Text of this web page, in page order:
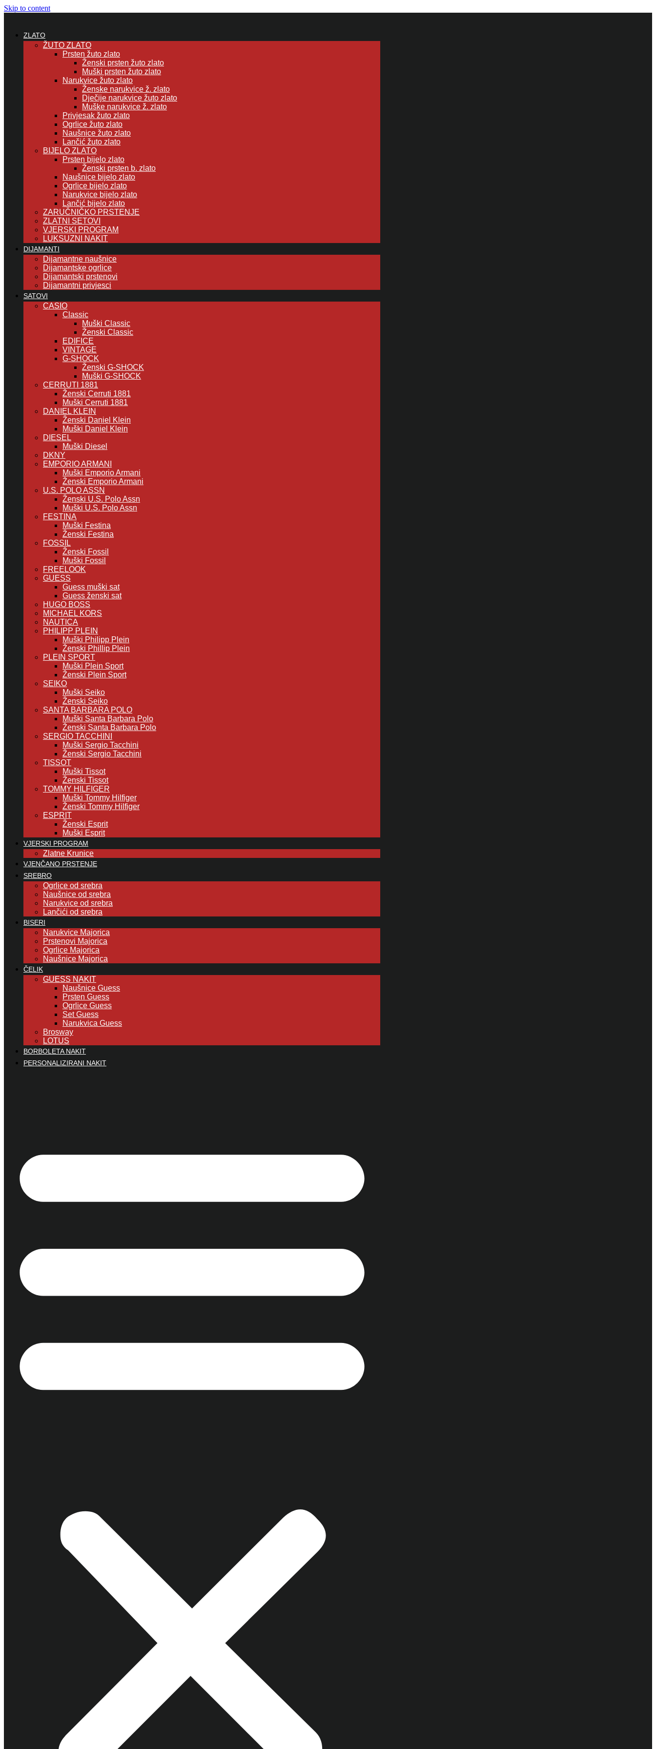
Skip to content
ZLATO
ŽUTO ZLATO
Prsten žuto zlato
Ženski prsten žuto zlato
Muški prsten žuto zlato
Narukvice žuto zlato
Ženske narukvice ž. zlato
Dječije narukvice žuto zlato
Muške narukvice ž. zlato
Privjesak žuto zlato
Ogrlice žuto zlato
Naušnice žuto zlato
Lančić žuto zlato
BIJELO ZLATO
Prsten bijelo zlato
Ženski prsten b. zlato
Naušnice bijelo zlato
Ogrlice bijelo zlato
Narukvice bijelo zlato
Lančić bijelo zlato
ZARUČNIČKO PRSTENJE
ZLATNI SETOVI
VJERSKI PROGRAM
LUKSUZNI NAKIT
DIJAMANTI
Dijamantne naušnice
Dijamantske ogrlice
Dijamantski prstenovi
Dijamantni privjesci
SATOVI
CASIO
Classic
Muški Classic
Ženski Classic
EDIFICE
VINTAGE
G-SHOCK
Ženski G-SHOCK
Muški G-SHOCK
CERRUTI 1881
Ženski Cerruti 1881
Muški Cerruti 1881
DANIEL KLEIN
Ženski Daniel Klein
Muški Daniel Klein
DIESEL
Muški Diesel
DKNY
EMPORIO ARMANI
Muški Emporio Armani
Ženski Emporio Armani
U.S. POLO ASSN
Ženski U.S. Polo Assn
Muški U.S. Polo Assn
FESTINA
Muški Festina
Ženski Festina
FOSSIL
Ženski Fossil
Muški Fossil
FREELOOK
GUESS
Guess muški sat
Guess ženski sat
HUGO BOSS
MICHAEL KORS
NAUTICA
PHILIPP PLEIN
Muški Philipp Plein
Ženski Phillip Plein
PLEIN SPORT
Muški Plein Sport
Ženski Plein Sport
SEIKO
Muški Seiko
Ženski Seiko
SANTA BARBARA POLO
Muški Santa Barbara Polo
Ženski Santa Barbara Polo
SERGIO TACCHINI
Muški Sergio Tacchini
Ženski Sergio Tacchini
TISSOT
Muški Tissot
Ženski Tissot
TOMMY HILFIGER
Muški Tommy Hilfiger
Ženski Tommy Hilfiger
ESPRIT
Ženski Esprit
Muški Esprit
VJERSKI PROGRAM
Zlatne Krunice
VJENČANO PRSTENJE
SREBRO
Ogrlice od srebra
Naušnice od srebra
Narukvice od srebra
Lančići od srebra
BISERI
Narukvice Majorica
Prstenovi Majorica
Ogrlice Majorica
Naušnice Majorica
ČELIK
GUESS NAKIT
Naušnice Guess
Prsten Guess
Ogrlice Guess
Set Guess
Narukvica Guess
Brosway
LOTUS
BORBOLETA NAKIT
PERSONALIZIRANI NAKIT